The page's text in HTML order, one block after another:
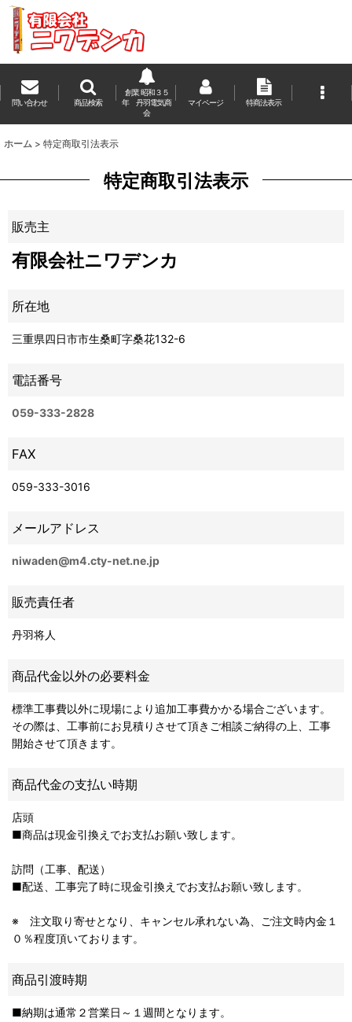
問い合わせ 商品検索
創業 昭和３５
年 丹羽電気商
会
マイページ 特商法表示
ホーム > 特定商取引法表示
特定商取引法表示
販売主
有限会社ニワデンカ
所在地
三重県四日市市生桑町字桑花132-6
電話番号
059-333-2828
FAX
059-333-3016
メールアドレス
niwaden@m4.cty-net.ne.jp
販売責任者
丹羽将人
商品代金以外の必要料金
標準工事費以外に現場により追加工事費かかる場合ございます。
その際は、工事前にお見積りさせて頂きご相談ご納得の上、工事
開始させて頂きます。
商品代金の支払い時期
店頭
■商品は現金引換えでお支払お願い致します。
訪問（工事、配送）
■配送、工事完了時に現金引換えでお支払お願い致します。
※ 注文取り寄せとなり、キャンセル承れない為、ご注文時内金１
０％程度頂いております。
商品引渡時期
■納期は通常２営業日～１週間となります。